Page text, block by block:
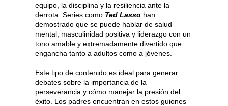
equipo, la disciplina y la resiliencia ante la
derrota. Series como Ted Lasso han
demostrado que se puede hablar de salud
mental, masculinidad positiva y liderazgo con un
tono amable y extremadamente divertido que
engancha tanto a adultos como a jóvenes.
Este tipo de contenido es ideal para generar
debates sobre la importancia de la
perseverancia y cómo manejar la presión del
éxito. Los padres encuentran en estos guiones